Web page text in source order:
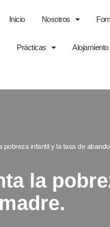
Inicio Nosotros
Prácticas Alojamiento
pobreza infantil y la tasa de
la